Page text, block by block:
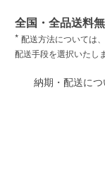
全国・全品送料
* 配送方法については
配送手段を選択いたし
納期・配送につ